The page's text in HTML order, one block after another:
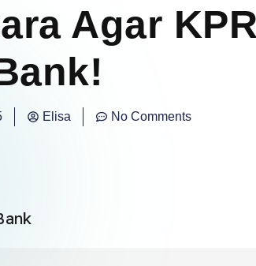
Agar
Elisa No Comments